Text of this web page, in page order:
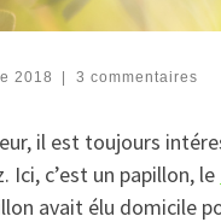
2018 | 3 commentaires
il est toujours
c’est un papillon, le
avait élu domicile